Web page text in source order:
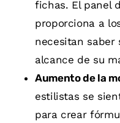
fichas. El panel
proporciona a
necesitan saber
alcance de su
Aumento de la
estilistas se
para crear